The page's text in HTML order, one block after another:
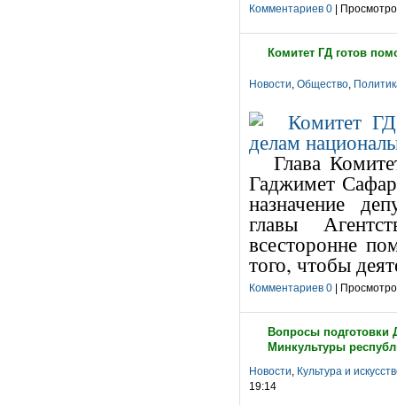
Комментариев 0 |
Комитет ГД готов
Новости, Общество,
Глава
Гаджимет
назначение
главы
всесторонне
того, чтобы
Комментариев 0 |
Вопросы подготовки
Минкультуры
Новости, Культура и
19:14